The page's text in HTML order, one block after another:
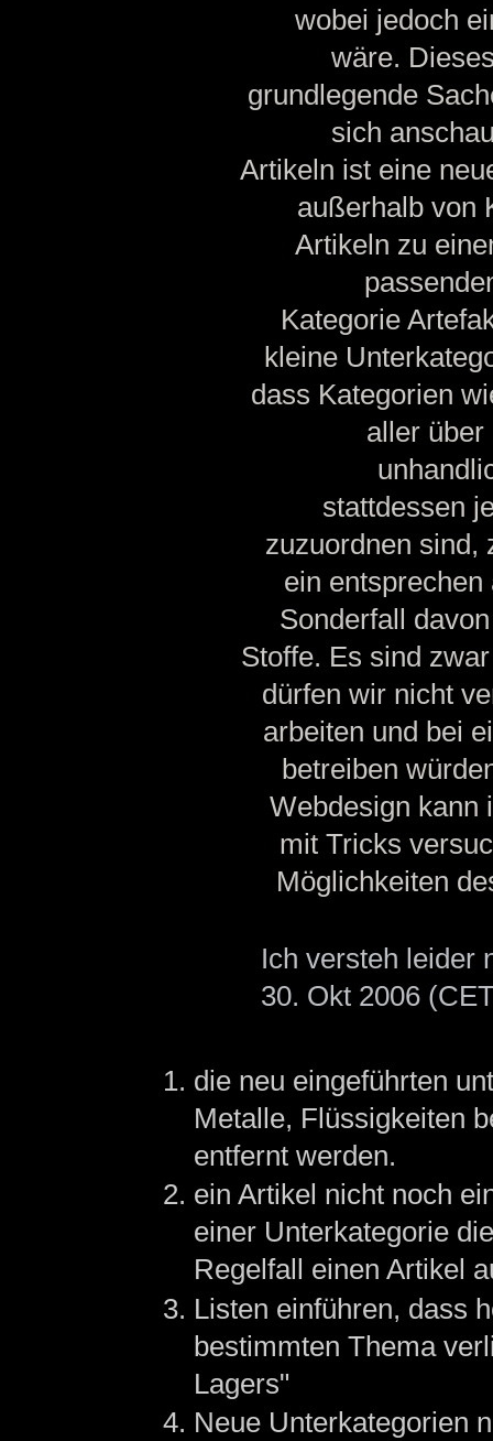
wobei jedoch
wäre.
grundlegende
sich
Artikeln ist eine
außerhalb von
Artikeln zu
Kategorie
kleine
dass Kategorien
aller über
stattdessen
zuzuordnen sind,
ein
Sonderfall
Stoffe. Es sind
dürfen wir nicht
arbeiten und bei
betreiben
Webdesign kann
mit Tricks
Möglichkeiten
Ich versteh leider
30. Okt 2006
die neu eingeführten
Metalle, Flüssigkeiten
entfernt werden.
ein Artikel nicht noch
einer Unterkategorie
Regelfall einen Artikel
Listen einführen, dass
bestimmten Thema
Lagers"
Neue Unterkategorien